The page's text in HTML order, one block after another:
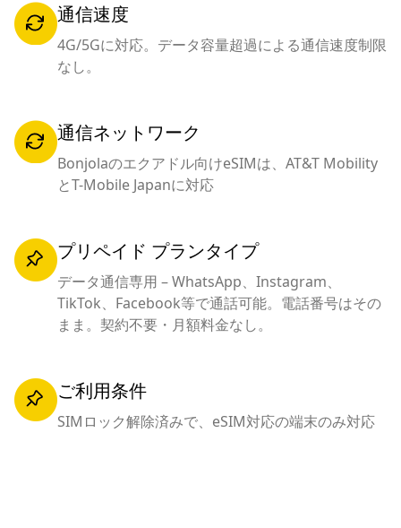
通信速度
4G/5Gに対応。データ容量超過による通信速度制限
なし。
通信ネットワーク
Bonjolaのエクアドル向けeSIMは、AT&T Mobility
とT-Mobile Japanに対応
プリペイド プランタイプ
データ通信専用 – WhatsApp、Instagram、
TikTok、Facebook等で通話可能。電話番号はその
まま。契約不要・月額料金なし。
ご利用条件
SIMロック解除済みで、eSIM対応の端末のみ対応